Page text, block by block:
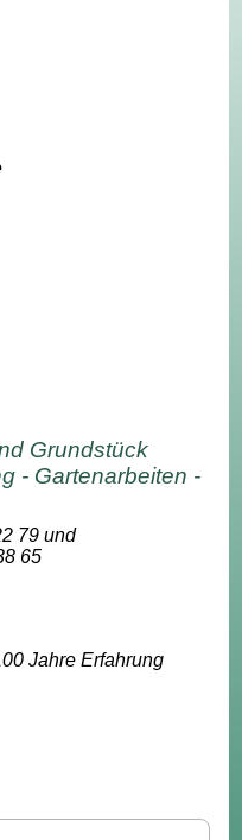
Grundstück
- Gartenarbeiten -
79 und
65
Jahre Erfahrung